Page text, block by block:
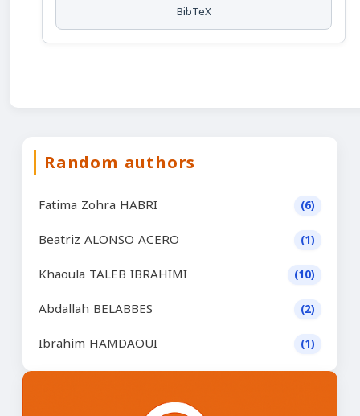
BibTeX
Random authors
Fatima Zohra HABRI (6)
Beatriz ALONSO ACERO (1)
Khaoula TALEB IBRAHIMI (10)
Abdallah BELABBES (2)
Ibrahim HAMDAOUI (1)